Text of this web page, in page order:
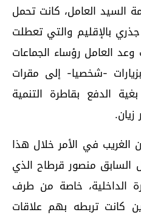
السيد العامل، كانت تحمل
بالإقليم والتي تعطلت
العامل رؤساء الجماعات
بزيارات -شخصيا- إلى مقرات
الدفع بقاطرة التنمية
في الأمر خلال هذا
السابق منصور قرطاح الذي
الداخلية، خاصة من طرف
كانت تربطه بهم علاقات